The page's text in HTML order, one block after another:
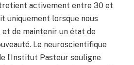
activement entre 30 et
uniquement lorsque nous
et de maintenir un état de
Le neuroscientifique
l’Institut Pasteur souligne